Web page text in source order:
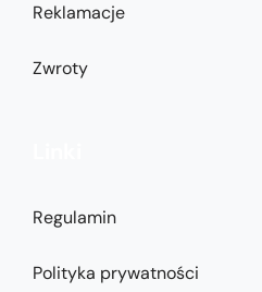
Reklamacje
Zwroty
Regulamin
Polityka prywatności